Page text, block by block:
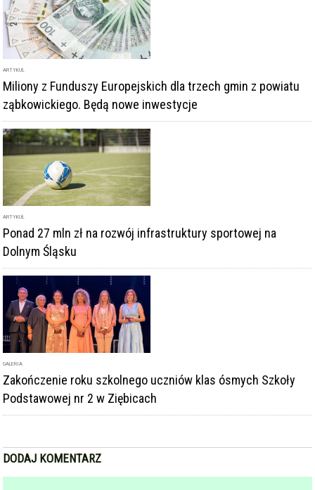
ARTYKUŁ
Miliony z Funduszy Europejskich dla trzech gmin z powiatu
ząbkowickiego. Będą nowe inwestycje
ARTYKUŁ
Ponad 27 mln zł na rozwój infrastruktury sportowej na
Dolnym Śląsku
GALERIA
Zakończenie roku szkolnego uczniów klas ósmych Szkoły
Podstawowej nr 2 w Ziębicach
DODAJ KOMENTARZ